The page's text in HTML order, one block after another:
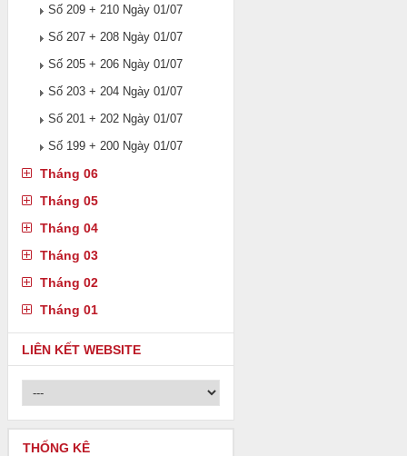
Số 209 + 210 Ngày 01/07
Số 207 + 208 Ngày 01/07
Số 205 + 206 Ngày 01/07
Số 203 + 204 Ngày 01/07
Số 201 + 202 Ngày 01/07
Số 199 + 200 Ngày 01/07
Tháng 06
Tháng 05
Tháng 04
Tháng 03
Tháng 02
Tháng 01
LIÊN KẾT WEBSITE
THỐNG KÊ